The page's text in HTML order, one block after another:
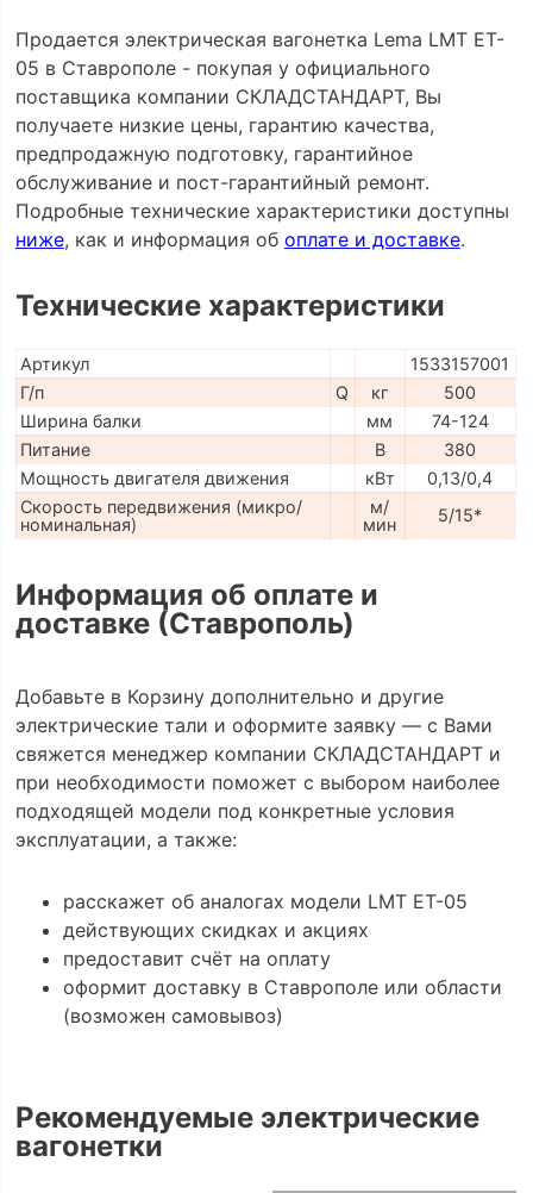
Продается электрическая вагонетка Lema LMT ET-
05 в Ставрополе - покупая у официального
поставщика компании СКЛАДСТАНДАРТ, Вы
получаете низкие цены, гарантию качества,
предпродажную подготовку, гарантийное
обслуживание и пост-гарантийный ремонт.
Подробные технические характеристики доступны
ниже, как и информация об оплате и доставке.
Технические характеристики
Артикул
1533157001
Г/п
Q кг
500
Ширина балки
мм
74-124
Питание
В
380
Мощность двигателя движения
кВт
0,13/0,4
Скорость передвижения (микро/
номинальная)
м/
мин
5/15*
Информация об оплате и
доставке (Ставрополь)
Добавьте в Корзину дополнительно и другие
электрические тали и оформите заявку — с Вами
свяжется менеджер компании СКЛАДСТАНДАРТ и
при необходимости поможет с выбором наиболее
подходящей модели под конкретные условия
эксплуатации, а также:
расскажет об аналогах модели LMT ET-05
действующих скидках и акциях
предоставит счёт на оплату
оформит доставку в Ставрополе или области
(возможен самовывоз)
Рекомендуемые электрические
вагонетки